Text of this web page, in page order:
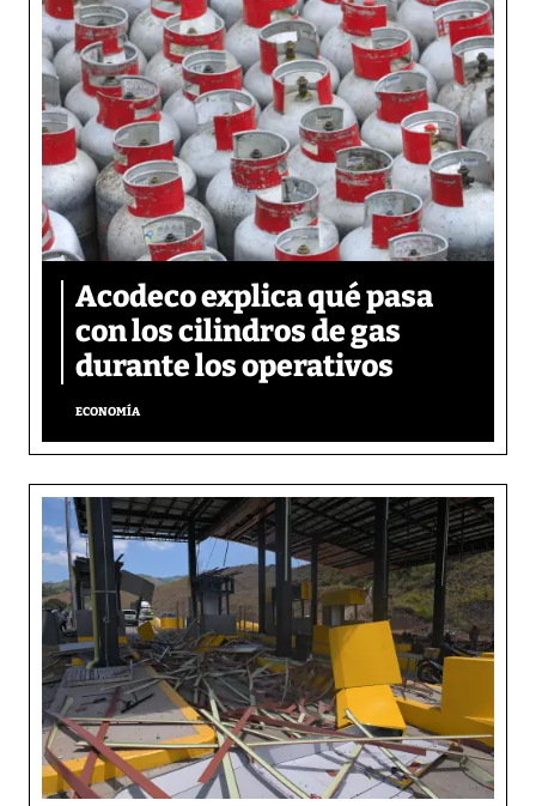
Acodeco explica qué pasa
con los cilindros de gas
durante los operativos
ECONOMÍA